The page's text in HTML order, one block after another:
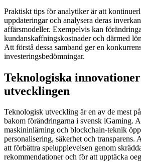
Praktiskt tips för analytiker är att
uppdateringar och analysera deras
affärsmodeller. Exempelvis kan
kundanskaffningskostnader och därmed
Att förstå dessa samband ger en
investeringsbedömningar.
Teknologiska
utvecklingen
Teknologisk utveckling är en av de mest
bakom förändringarna i svensk iGaming.
maskininlärning och blockchain-teknik
personalisering, säkerhet och transparens.
att förbättra spelupplevelsen genom
rekommendationer och för att upptäcka